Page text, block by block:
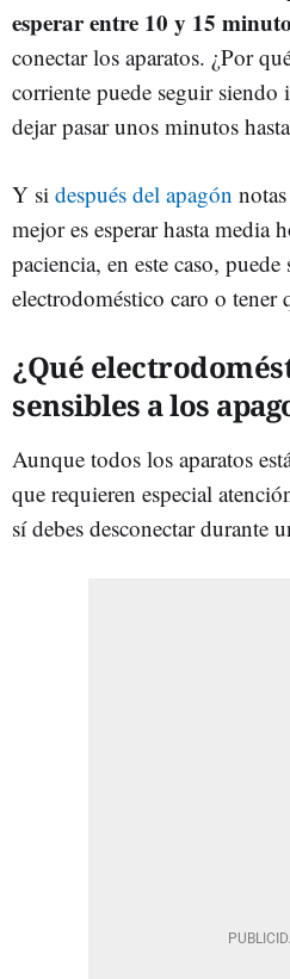
esperar entre 10 y 15
conectar los aparatos. ¿Por
corriente puede seguir siendo
dejar pasar unos minutos
Y si después del apagón
mejor es esperar hasta media
paciencia, en este caso,
electrodoméstico caro o tener
¿Qué
sensibles a los
Aunque todos los aparatos
que requieren especial
sí debes desconectar durante